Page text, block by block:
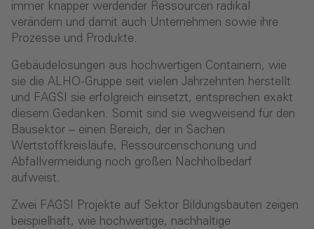
immer knapper werdender Ressourcen radikal
verändern und damit auch Unternehmen sowie ihre
Prozesse und Produkte.
Gebäudelösungen aus hochwertigen Containern, wie
sie die ALHO-Gruppe seit vielen Jahrzehnten herstellt
und FAGSI sie erfolgreich einsetzt, entsprechen exakt
diesem Gedanken. Somit sind sie wegweisend für den
Bausektor – einen Bereich, der in Sachen
Wertstoffkreisläufe, Ressourcenschonung und
Abfallvermeidung noch großen Nachholbedarf
aufweist.
Zwei FAGSI Projekte auf Sektor Bildungsbauten zeigen
beispielhaft, wie hochwertige, nachhaltige